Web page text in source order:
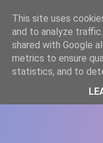
This site uses
and to analyze
shared with Google
metrics to ensure
statistics, and to